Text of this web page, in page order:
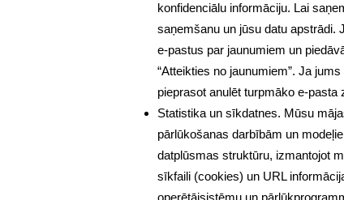
konfidenciālu informāciju. Lai
saņemšanu un jūsu datu
e-pastus par jaunumiem un
“Atteikties no jaunumiem”. Ja
pieprasot anulēt turpmāko e-pasta
Statistika un sīkdatnes. Mūsu
pārlūkošanas darbībām un
datplūsmas struktūru, izmantojot
sīkfaili (cookies) un URL
operētājsistēmu un